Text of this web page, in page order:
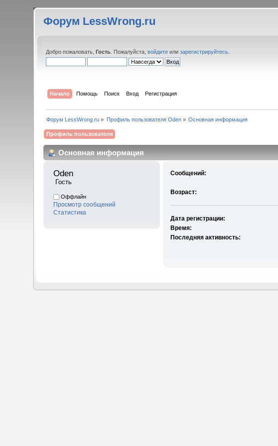
Форум LessWrong.ru
Добро пожаловать,Гость . Пожалуйста,войдите илизарегистрируйтесь
Начало Помощь Поиск Вход Регистрация
Форум LessWrong.ru » Профиль пользователя Oden» Основная информация
Профиль пользователя
Основная информация
Oden
Гость
Оффлайн
Просмотр сообщений
Статистика
Сообщений:
Возраст:
Дата регистрации:
Время:
Последняя активность: